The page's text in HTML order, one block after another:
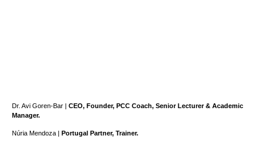
Dr. Avi Goren-Bar | CEO, Founder, PCC Coach, Senior Lecturer & Academic
Manager.
Núria Mendoza | Portugal Partner, Trainer.